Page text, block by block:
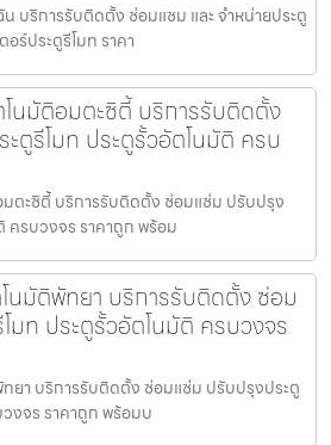
บริการรับติดตั้ง ซ่อมแซม และ จำหน่ายประตู
ร์ประตูรีโมท ราคา
นมัติอมตะซิตี้ บริการรับติดตั้ง
ตูรีโมท ประตูรั้วอัตโนมัติ ครบ
มตะซิตี้ บริการรับติดตั้ง ซ่อมแซ่ม ปรับปรุง
ครบวงจร ราคาถูก พร้อม
นมัติพัทยา บริการรับติดตั้ง ซ่อม
มท ประตูรั้วอัตโนมัติ ครบวงจร
ยา บริการรับติดตั้ง ซ่อมแซ่ม ปรับปรุงประตู
งจร ราคาถูก พร้อมบ